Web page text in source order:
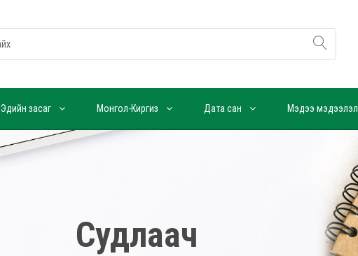
Эдийн засаг Монгол-Киргиз Дата сан Мэдээ мэдээлэл
Судлаач